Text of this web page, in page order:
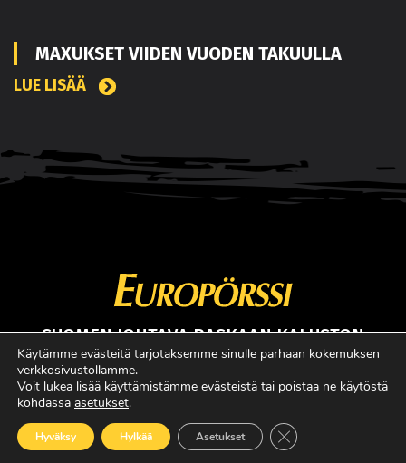
MAXUKSET VIIDEN VUODEN TAKUULLA
LUE LISÄÄ
SUOMEN JOHTAVA RASKAAN KALUSTON
ERIKOISLEHTI
Copyright © Faktavisa Oy / Europörssi 2017. All Rights Reserved.
Käytämme evästeitä tarjotaksemme sinulle parhaan kokemuksen
verkkosivustollamme.
Voit lukea lisää käyttämistämme evästeistä tai poistaa ne käytöstä
kohdassa asetukset.
Hyväksy Hylkää Asetukset Sulje evästebanneri